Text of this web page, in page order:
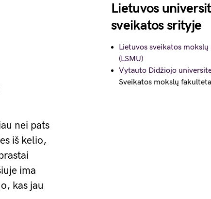
nei pats
iš kelio,
ima
kas jau
Lietuvos
sveikatos srityje
Lietuvos sveikatos
(LSMU)
Vytauto Didžiojo
Sveikatos mokslų